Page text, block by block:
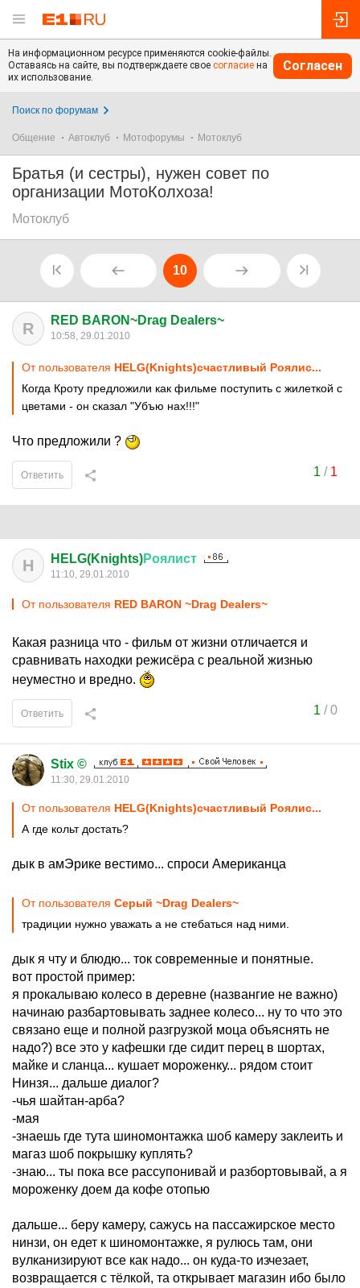
На информационном ресурсе применяются cookie-файлы.
Оставаясь на сайте, вы подтверждаете свое согласие на
их использование.
Согласен
Поиск по форумам
Общение Автоклуб Мотофорумы Мотоклуб
Братья (и сестры), нужен совет по
организации МотоКолхоза!
Мотоклуб
10
R RED BARON~Drag Dealers~
10:58, 29.01.2010
От пользователя HELG(Knights)счастливый Роялис...
Когда Кроту предложили как фильме поступить с жилеткой с
цветами - он сказал "Убъю нах!!!"
Что предложили ?
1 / 1
Ответить
H HELG(Knights)Роялист
11:10, 29.01.2010
От пользователя RED BARON ~Drag Dealers~
Какая разница что - фильм от жизни отличается и
сравнивать находки режисёра с реальной жизнью
неуместно и вредно.
1 /0
Ответить
Stix ©
11:30, 29.01.2010
От пользователя HELG(Knights)счастливый Роялис...
А где кольт достать?
дык в амЭрике вестимо... спроси Американца
От пользователя Серый ~Drag Dealers~
традиции нужно уважать а не стебаться над ними.
дык я чту и блюдю... ток современные и понятные.
вот простой пример:
я прокалываю колесо в деревне (названгие не важно)
начинаю разбартовывать заднее колесо... ну то что это
связано еще и полной разгрузкой моца объяснять не
надо?) все это у кафешки где сидит перец в шортах,
майке и сланца... кушает мороженку... рядом стоит
Нинзя... дальше диалог?
-чья шайтан-арба?
-мая
-знаешь где тута шиномонтажка шоб камеру заклеить и
магаз шоб покрышку куплять?
-знаю... ты пока все рассупонивай и разбортовывай, а я
мороженку доем да кофе отопью
дальше... беру камеру, сажусь на пассажирское место
нинзи, он едет к шиномонтажке, я рулюсь там, они
вулканизируют все как надо... он куда-то изчезает,
возвращается с тёлкой, та открывает магазин ибо было